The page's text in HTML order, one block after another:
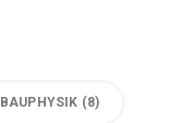
BAUPHYSIK (8)